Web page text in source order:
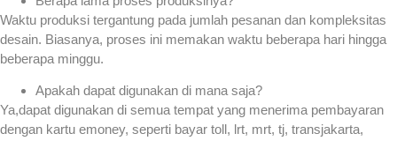
Waktu produksi tergantung pada jumlah pesanan dan kompleksitas
desain. Biasanya, proses ini memakan waktu beberapa hari hingga
beberapa minggu.
Apakah dapat digunakan di mana saja?
Ya,dapat digunakan di semua tempat yang menerima pembayaran
dengan kartu emoney, seperti bayar toll, lrt, mrt, tj, transjakarta,